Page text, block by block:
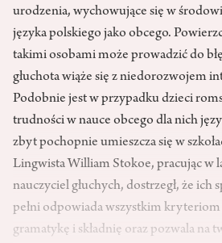
urodzenia, wychowujące się w
języka polskiego jako obcego.
takimi osobami może prowadzić do
głuchota wiąże się z niedorozwojem
Podobnie jest w przypadku dzieci
trudności w nauce obcego dla nich
zbyt pochopnie umieszcza się w
Lingwista William Stokoe, pracując w
nauczyciel głuchych, dostrzegł, że ich
pełni odpowiada wszystkim
gramatykę i składnię oraz pozwala na